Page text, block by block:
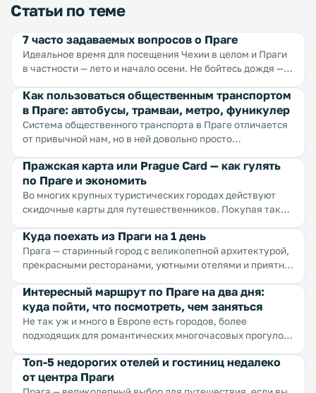
Статьи по теме
7 часто задаваемых вопросов о Праге
Идеальное время для посещения Чехии в целом и Праги
в частности — лето и начало осени. Не бойтесь дождя —
ароматы свежей сдобы и кофе, доносящиеся с каждой
улицы, романтичные прогулки по мощеным улочкам,
листья, шуршащие под ногами... Прага великолепна!
Как пользоваться общественным транспортом
в Праге: автобусы, трамваи, метро, фуникулер
Система общественного транспорта в Праге отличается
от привычной нам, но в ней довольно просто
также есть фуникулер и метро.
Пражская карта или Prague Card — как гулять
по Праге и экономить
Во многих крупных туристических городах действуют
скидочные карты для путешественников. Покупая такую
достопримечательностей, заказе еды в некоторых кафе
и ресторанах и даже поездках на общественном
транспорте.
Куда поехать из Праги на 1 день
Прага — старинный город с великолепной архитектурой,
прекрасными ресторанами, уютными отелями и приятно
интересных достопримечательностей, но за два дня
можно легко осмотреть большинство из них, а вот после
этого стоит осмотреть окрестности — они здесь не менее
блистательны, чем сам город.
Интересный маршрут по Праге на два дня:
куда пойти, что посмотреть, чем заняться
Не так уж и много в Европе есть городов, более
подходящих для романтических многочасовых прогулок:
оригинальные скульптуры, высокие башни, шикарные
виды, открывающиеся со смотровых площадок, пряное
Топ-5 недорогих отелей и гостиниц недалеко
от центра Праги